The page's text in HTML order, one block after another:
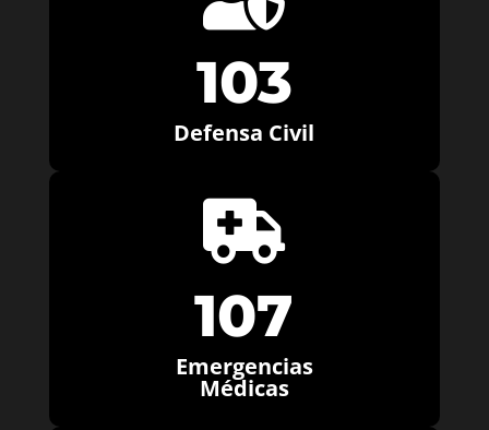
103
Defensa Civil

107
Emergencias
Médicas